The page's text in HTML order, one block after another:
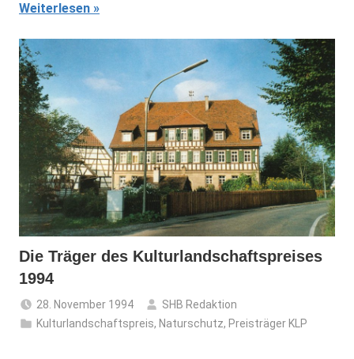
Weiterlesen
Die Träger des Kulturlandschaftspreises
1994
28. November 1994
SHB Redaktion
Kulturlandschaftspreis, Naturschutz, Preisträger KLP